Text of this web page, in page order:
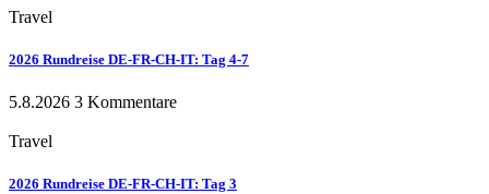
Travel
2026 Rundreise DE-FR-CH-IT: Tag 4-7
5.8.2026 3 Kommentare
Travel
2026 Rundreise DE-FR-CH-IT: Tag 3